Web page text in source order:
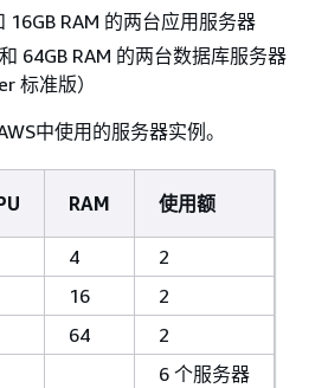
16GB RAM 的两台应用服务器
64GB RAM 的两台数据库服务器
标准版）
中使用的服务器实例。
RAM 使用额
4
2
16
2
64
2
6 个服务器